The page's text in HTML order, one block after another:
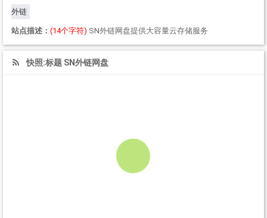
外链
站点描述： (14个字符) SN外链网盘提供大容量云存储服务
快照:标题 SN外链网盘